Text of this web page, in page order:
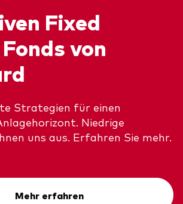
Fixed
von
Strategien für einen
Niedrige
uns aus. Erfahren Sie mehr.
Mehr erfahren